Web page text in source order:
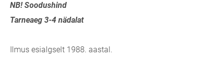
NB! Soodushind
Tarneaeg 3-4 nädalat
Ilmus esialgselt 1988. aastal.